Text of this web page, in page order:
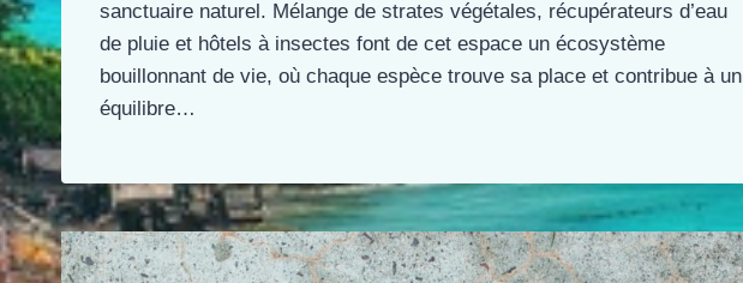
sanctuaire naturel. Mélange de strates végétales, récupérateurs d’eau
de pluie et hôtels à insectes font de cet espace un écosystème
bouillonnant de vie, où chaque espèce trouve sa place et contribue à un
équilibre…